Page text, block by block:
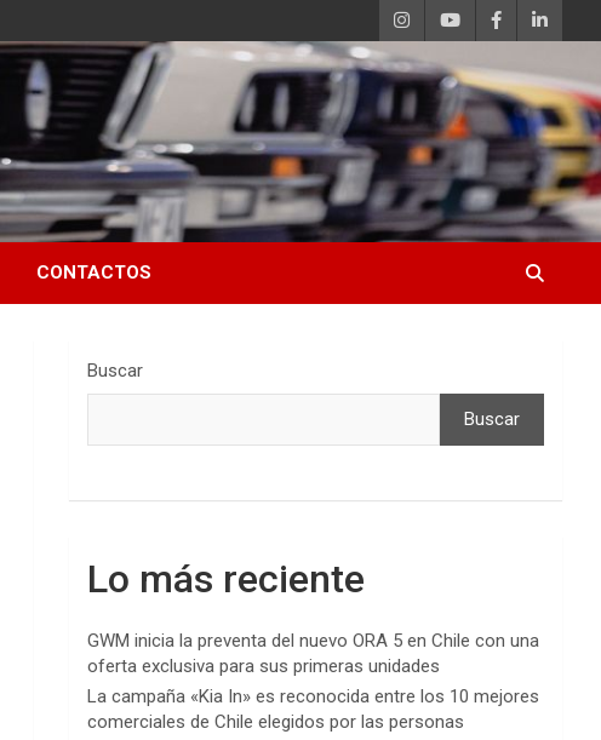
CONTACTOS
Buscar
Buscar
Lo más reciente
GWM inicia la preventa del nuevo ORA 5 en Chile con una
oferta exclusiva para sus primeras unidades
La campaña «Kia In» es reconocida entre los 10 mejores
comerciales de Chile elegidos por las personas